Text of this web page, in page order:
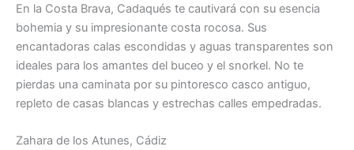
En la Costa Brava, Cadaqués te cautivará con su esencia
bohemia y su impresionante costa rocosa. Sus
encantadoras calas escondidas y aguas transparentes son
ideales para los amantes del buceo y el snorkel. No te
pierdas una caminata por su pintoresco casco antiguo,
repleto de casas blancas y estrechas calles empedradas.
Zahara de los Atunes, Cádiz